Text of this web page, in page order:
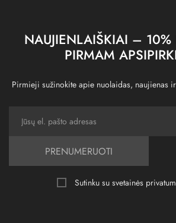
NAUJIENLAIŠKIAI –
PIRMAM
Pirmieji sužinokite apie nuolaidas, naujienas
PRENUMERUOTI
Sutinku su svetainės